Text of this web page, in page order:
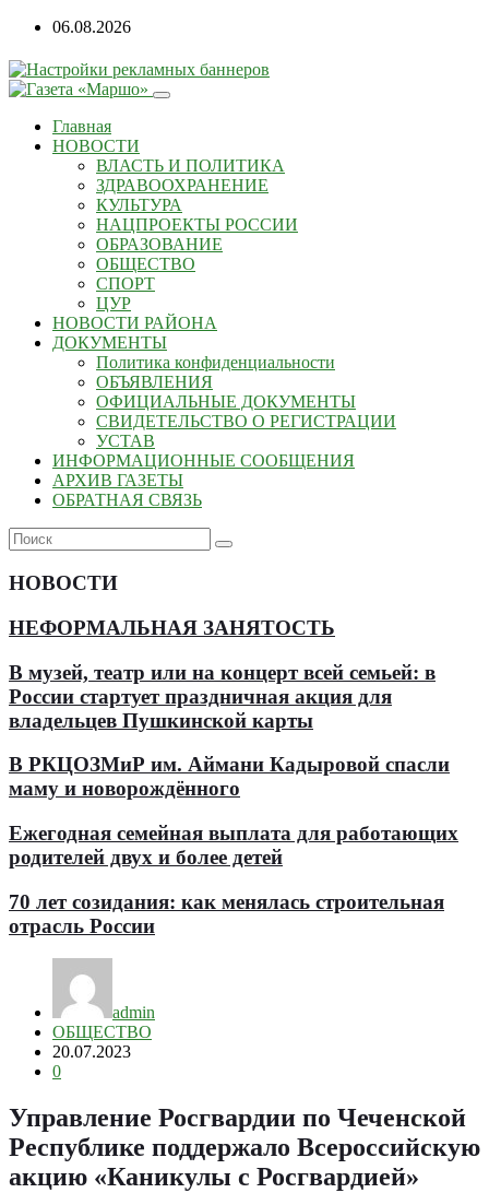
06.08.2026
Главная
НОВОСТИ
ВЛАСТЬ И ПОЛИТИКА
ЗДРАВООХРАНЕНИЕ
КУЛЬТУРА
НАЦПРОЕКТЫ РОССИИ
ОБРАЗОВАНИЕ
ОБЩЕСТВО
СПОРТ
ЦУР
НОВОСТИ РАЙОНА
ДОКУМЕНТЫ
Политика конфиденциальности
ОБЪЯВЛЕНИЯ
ОФИЦИАЛЬНЫЕ ДОКУМЕНТЫ
СВИДЕТЕЛЬСТВО О РЕГИСТРАЦИИ
УСТАВ
ИНФОРМАЦИОННЫЕ СООБЩЕНИЯ
АРХИВ ГАЗЕТЫ
ОБРАТНАЯ СВЯЗЬ
НОВОСТИ
НЕФОРМАЛЬНАЯ ЗАНЯТОСТЬ
В музей, театр или на концерт всей семьей: в
России стартует праздничная акция для
владельцев Пушкинской карты
В РКЦОЗМиР им. Аймани Кадыровой спасли
маму и новорождённого
Ежегодная семейная выплата для работающих
родителей двух и более детей
70 лет созидания: как менялась строительная
отрасль России
admin
ОБЩЕСТВО
20.07.2023
0
Управление Росгвардии по Чеченской
Республике поддержало Всероссийскую
акцию «Каникулы с Росгвардией»